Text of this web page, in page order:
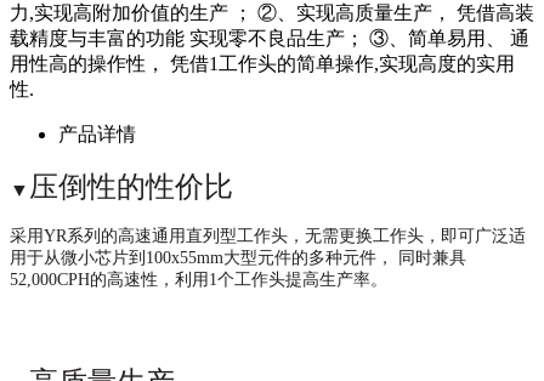
力,实现高附加价值的生产 ； ②、实现高质量生产， 凭借高装
载精度与丰富的功能 实现零不良品生产； ③、简单易用、 通
用性高的操作性， 凭借1工作头的简单操作,实现高度的实用
性.
产品详情
▼ 压倒性的性价比
采用YR系列的高速通用直列型工作头，无需更换工作头，即可广泛适
用于从微小芯片到100x55mm大型元件的多种元件， 同时兼具
52,000CPH的高速性，利用1个工作头提高生产率。